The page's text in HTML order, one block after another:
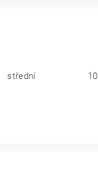
střední